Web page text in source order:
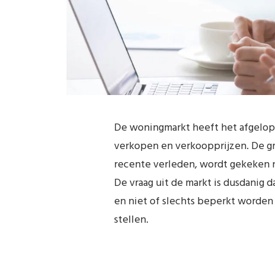
De woningmarkt heeft het
verkopen en verkoopprijzen. De
recente verleden, wordt gekeken
De vraag uit de markt is dusdanig
en niet of slechts beperkt worden
stellen.